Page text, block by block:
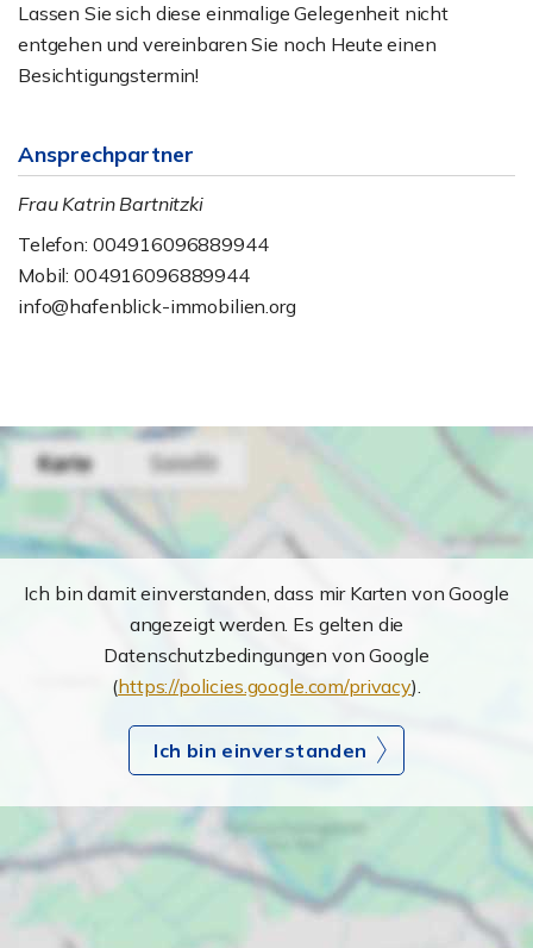
Lassen Sie sich diese einmalige Gelegenheit nicht
entgehen und vereinbaren Sie noch Heute einen
Besichtigungstermin!
Ansprechpartner
Frau Katrin Bartnitzki
Telefon: 004916096889944
Mobil: 004916096889944
info@hafenblick-immobilien.org
Ich bin damit einverstanden, dass mir Karten von Google
angezeigt werden. Es gelten die
Datenschutzbedingungen von Google
(https://policies.google.com/privacy).
Ich bin einverstanden